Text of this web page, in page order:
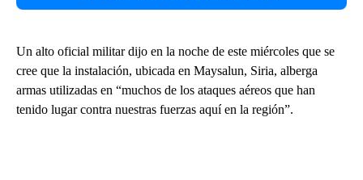
Un alto oficial militar dijo en la noche de este miércoles que se
cree que la instalación, ubicada en Maysalun, Siria, alberga
armas utilizadas en “muchos de los ataques aéreos que han
tenido lugar contra nuestras fuerzas aquí en la región”.